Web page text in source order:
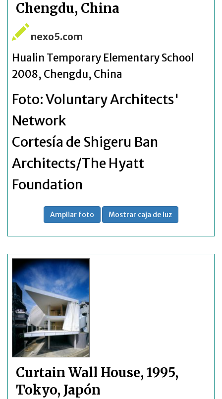
Chengdu, China
nexo5.com
Hualin Temporary Elementary School
2008, Chengdu, China
Foto:Voluntary Architects'
Network
Cortesía de Shigeru Ban
Architects/The Hyatt
Foundation
Ampliar foto Mostrar caja de luz
Curtain Wall House, 1995,
Tokyo, Japón